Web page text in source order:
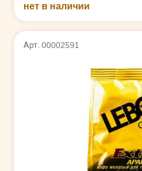
нет в наличии
Арт. 00002591